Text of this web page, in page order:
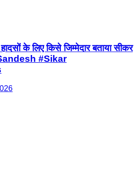
के लिए किसे जिम्मेदार बताया सीकर
#Sikar